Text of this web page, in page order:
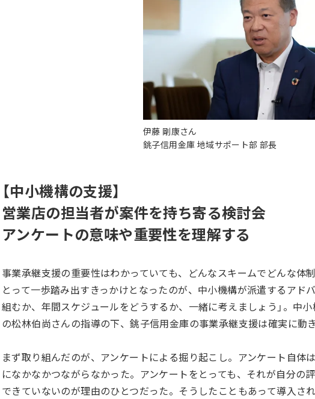
伊藤 剛康さん
銚子信用金庫 地域サポート部 部長
【中小機構の支援】
営業店の担当者が案件を持ち寄る検討会
アンケートの意味や重要性を理解する
事業承継支援の重要性はわかっていても、どんなスキームでどんな
とって一歩踏み出すきっかけとなったのが、中小機構が派遣するアド
組むか、年間スケジュールをどうするか、一緒に考えましょう」。中
の松林伯尚さんの指導の下、銚子信用金庫の事業承継支援は確実に動
まず取り組んだのが、アンケートによる掘り起こし。アンケート自
になかなかつながらなかった。アンケートをとっても、それが自分の
できていないのが理由のひとつだった。そうしたこともあって導入さ